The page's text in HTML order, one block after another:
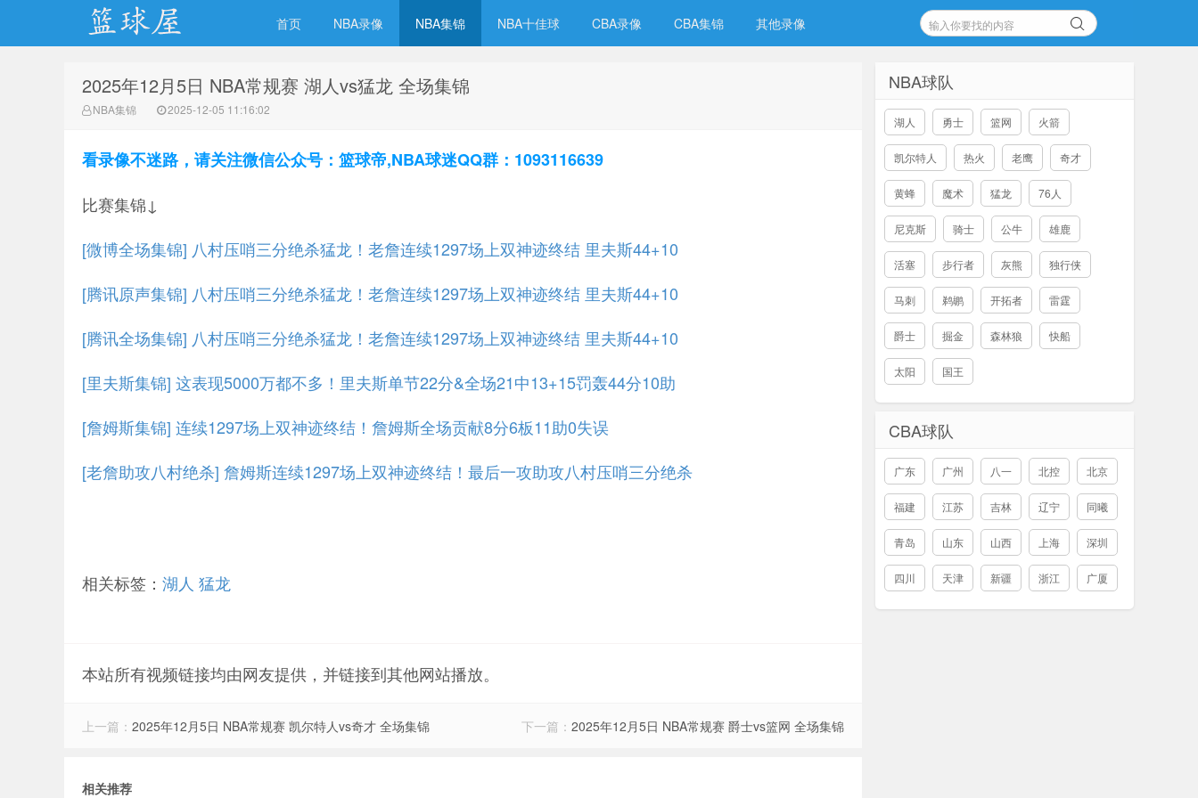
NBA录像吧
首页 NBA录像 NBA集锦 NBA十佳球 CBA录像 CBA集锦 其他录像
2025年12月5日 NBA常规赛 湖人vs猛龙 全场集锦
NBA集锦 2025-12-05 11:16:02
看录像不迷路，请关注微信公众号：篮球帝,NBA球迷QQ群：1093116639
比赛集锦↓
[微博全场集锦] 八村压哨三分绝杀猛龙！老詹连续1297场上双神迹终结 里夫斯44+10
[腾讯原声集锦] 八村压哨三分绝杀猛龙！老詹连续1297场上双神迹终结 里夫斯44+10
[腾讯全场集锦] 八村压哨三分绝杀猛龙！老詹连续1297场上双神迹终结 里夫斯44+10
[里夫斯集锦] 这表现5000万都不多！里夫斯单节22分&全场21中13+15罚轰44分10助
[詹姆斯集锦] 连续1297场上双神迹终结！詹姆斯全场贡献8分6板11助0失误
[老詹助攻八村绝杀] 詹姆斯连续1297场上双神迹终结！最后一攻助攻八村压哨三分绝杀
相关标签： 湖人 猛龙
本站所有视频链接均由网友提供，并链接到其他网站播放。
上一篇： 2025年12月5日 NBA常规赛 凯尔特人vs奇才 全场集锦 下一篇： 2025年12月5日 NBA常规赛 爵士vs篮网 全场集锦
相关推荐
NBA球队
湖人 勇士 篮网 火箭
凯尔特人 热火 老鹰 奇才
黄蜂 魔术 猛龙 76人
尼克斯 骑士 公牛 雄鹿
活塞 步行者 灰熊 独行侠
马刺 鹈鹕 开拓者 雷霆
爵士 掘金 森林狼 快船
太阳 国王
CBA球队
广东 广州 八一 北控 北京
福建 江苏 吉林 辽宁 同曦
青岛 山东 山西 上海 深圳
四川 天津 新疆 浙江 广厦